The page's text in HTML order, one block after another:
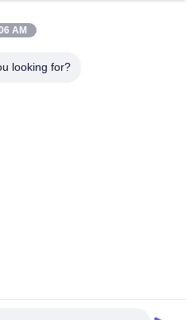
AM
looking for?